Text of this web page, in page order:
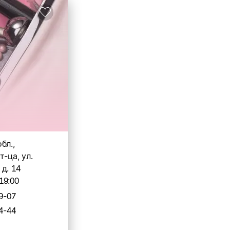
ца, ул.
14
07
44